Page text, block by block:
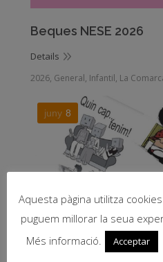
Beques NESE 2026
Details
2026, General, Infantil, La
juny 8
Aquesta pàgina utilitza
puguem millorar la seua
Més informació.
Acceptar